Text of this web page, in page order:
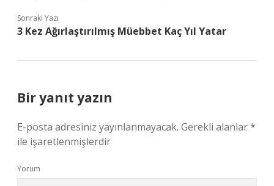
Sonraki Yazı
3 Kez Ağırlaştırılmış Müebbet Kaç Yıl Yatar
Bir yanıt yazın
E-posta adresiniz yayınlanmayacak. Gerekli alanlar*
ile işaretlenmişlerdir
Yorum